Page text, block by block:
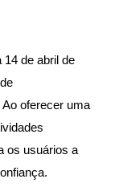
14 de abril de
oferecer uma
os usuários a